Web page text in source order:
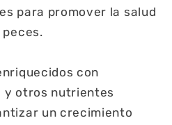
para promover la salud
con
y otros nutrientes
un crecimiento